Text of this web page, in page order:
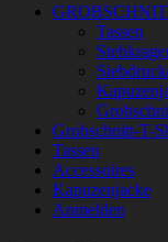
Tassen
Grobschnitt-T-
Tassen
Accessoires
Kapuzenjacke
Anmelden